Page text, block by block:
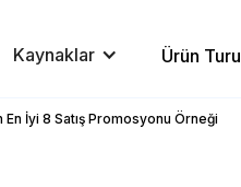
Kaynaklar Ürün Turu
En İyi 8 Satış Promosyonu Örneği